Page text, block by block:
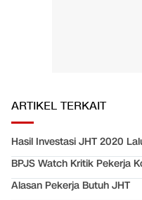
ARTIKEL TERKAIT
Hasil Investasi JHT 2020
BPJS Watch Kritik Pekerja
Alasan Pekerja Butuh JHT